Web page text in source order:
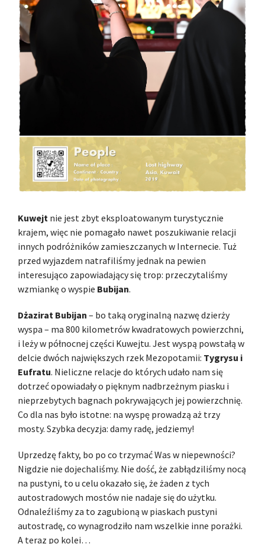
Kuwejt nie jest zbyt eksploatowanym turystycznie
krajem, więc nie pomagało nawet poszukiwanie relacji
innych podróżników zamieszczanych w Internecie. Tuż
przed wyjazdem natrafiliśmy jednak na pewien
interesująco zapowiadający się trop: przeczytaliśmy
wzmiankę o wyspie Bubijan.
Dżazirat Bubijan – bo taką oryginalną nazwę dzierży
wyspa – ma 800 kilometrów kwadratowych powierzchni,
i leży w północnej części Kuwejtu. Jest wyspą powstałą w
delcie dwóch największych rzek Mezopotamii: Tygrysu i
Eufratu. Nieliczne relacje do których udało nam się
dotrzeć opowiadały o pięknym nadbrzeżnym piasku i
nieprzebytych bagnach pokrywających jej powierzchnię.
Co dla nas było istotne: na wyspę prowadzą aż trzy
mosty. Szybka decyzja: damy radę, jedziemy!
Uprzedzę fakty, bo po co trzymać Was w niepewności?
Nigdzie nie dojechaliśmy. Nie dość, że zabłądziliśmy nocą
na pustyni, to u celu okazało się, że żaden z tych
autostradowych mostów nie nadaje się do użytku.
Odnaleźliśmy za to zagubioną w piaskach pustyni
autostradę, co wynagrodziło nam wszelkie inne porażki.
A teraz po kolei…